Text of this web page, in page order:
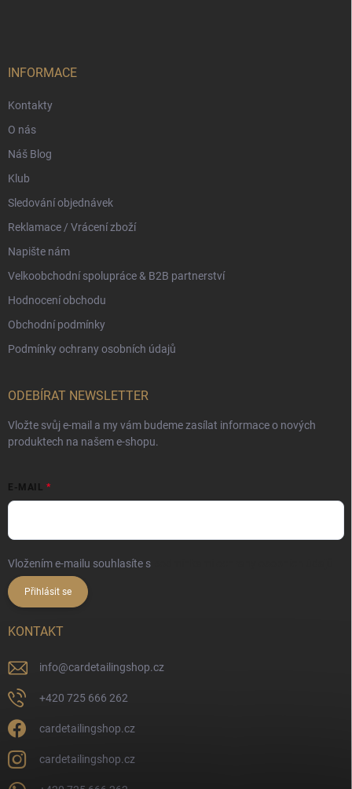
INFORMACE
Kontakty
O nás
Náš Blog
Klub
Sledování objednávek
Reklamace / Vrácení zboží
Napište nám
Velkoobchodní spolupráce & B2B partnerství
Hodnocení obchodu
Obchodní podmínky
Podmínky ochrany osobních údajů
ODEBÍRAT NEWSLETTER
Vložte svůj e-mail a my vám budeme zasílat informace o nových
produktech na našem e-shopu.
E-MAIL
Vložením e-mailu souhlasíte s
Přihlásit se
KONTAKT
info@cardetailingshop.cz
+420 725 666 262
cardetailingshop.cz
cardetailingshop.cz